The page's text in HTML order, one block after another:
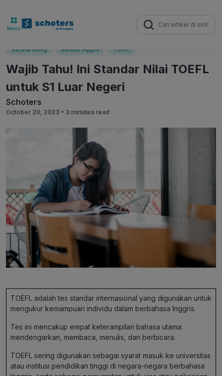
Search
for:
Bahasa Asing Bahasa Inggris TOEFL
Wajib Tahu! Ini Standar Nilai TOEFL
untuk S1 Luar Negeri
Schoters
October 20, 2023 • 3 minutes read
TOEFL adalah tes standar internasional yang digunakan untuk
mengukur kemampuan individu dalam berbahasa Inggris.
Tes ini mencakup empat keterampilan bahasa utama:
mendengarkan, membaca, menulis, dan berbicara.
TOEFL sering digunakan sebagai syarat masuk ke universitas
atau institusi pendidikan tinggi di negara-negara berbahasa